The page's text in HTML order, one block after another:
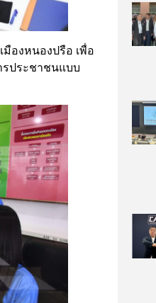
องหนองปรือ เพื่อ
รประชาชนแบบ